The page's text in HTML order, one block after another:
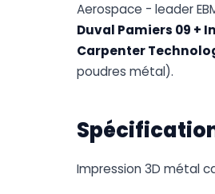
Aerospace - leader
Duval Pamiers 09 +
Carpenter
poudres métal).
Impression 3D métal